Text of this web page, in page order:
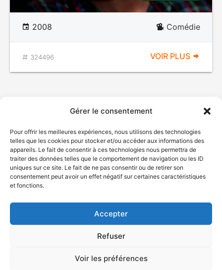
Gérer le consentement
Pour offrir les meilleures expériences, nous utilisons des technologies
telles que les cookies pour stocker et/ou accéder aux informations des
appareils. Le fait de consentir à ces technologies nous permettra de
traiter des données telles que le comportement de navigation ou les ID
uniques sur ce site. Le fait de ne pas consentir ou de retirer son
consentement peut avoir un effet négatif sur certaines caractéristiques
et fonctions.
Accepter
Refuser
Voir les préférences
2008 Comédie
324496 VOIR PLUS
© Gouvernement du Québec, 2026
Plan du site
Accessibilité
Accès à l'information
Déclaration de services